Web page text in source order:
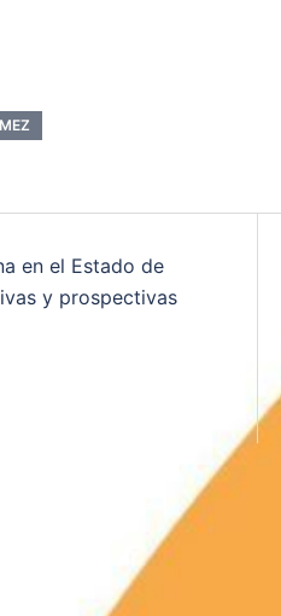
en el Estado de
y prospectivas